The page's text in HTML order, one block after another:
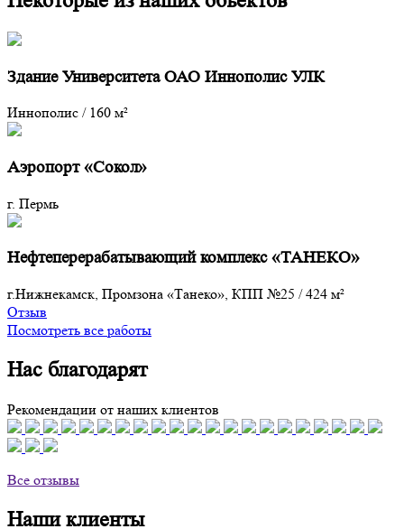
Здание Университета ОАО Иннополис УЛК
Иннополис /160 м²
Аэропорт «Сокол»
г. Пермь
Нефтеперерабатывающий комплекс «ТАНЕКО»
г.Нижнекамск, Промзона «Танеко», КПП №25 /424 м²
Отзыв
Посмотреть все работы
Нас благодарят
Рекомендации от наших клиентов
Все отзывы
Наши клиенты